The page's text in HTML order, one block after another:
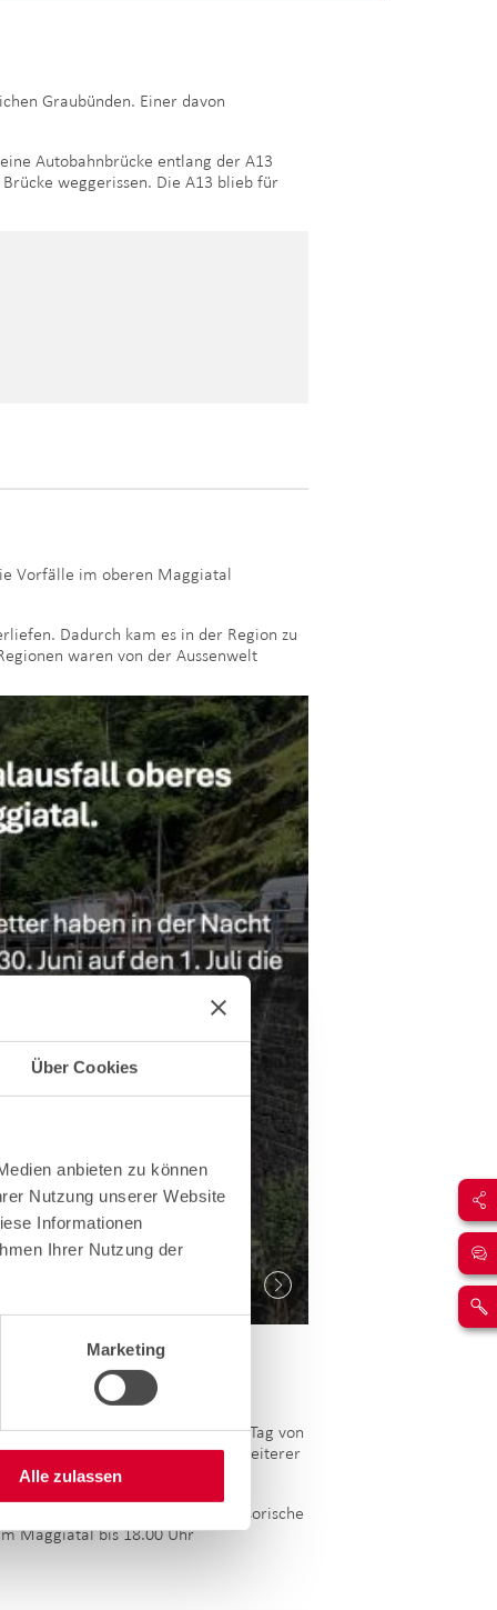
Über Cookies
anbieten zu können
Nutzung unserer Website
Informationen
Ihrer Nutzung der
Marketing
Alle zulassen
Graubünden. Einer davon
Autobahnbrücke entlang der A13
weggerissen. Die A13 blieb für
Vorfälle im oberen Maggiatal
Dadurch kam es in der Region zu
waren von der Aussenwelt
Sie wurde noch am selben Tag von
zur Verfügung gestellt. Ein weiterer
cablex am 1. Juli eine provisorische
Maggiatal bis 18.00 Uhr